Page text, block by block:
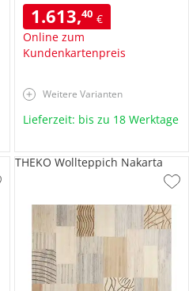
1.613,40 €
Online zum
Kundenkartenpreis
Weitere Varianten
Lieferzeit: bis zu 18 Werktage
THEKO Wollteppich Nakarta